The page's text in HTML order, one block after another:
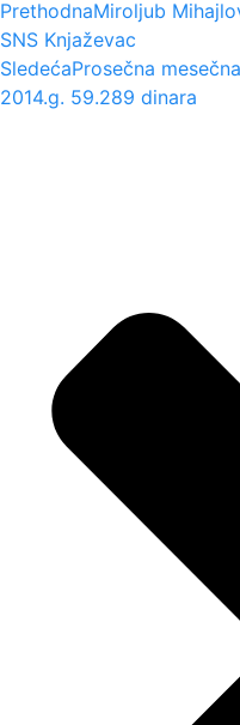
PrethodnaMiroljub
SNS Knjaževac
SledećaProsečna
2014.g. 59.289 dinara